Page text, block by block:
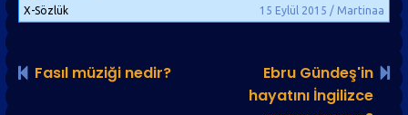
15 Eylül 2015 / Martinaa
X-Sözlük
Fasıl müziği nedir?
Ebru Gündeş'in
hayatını İngilizce